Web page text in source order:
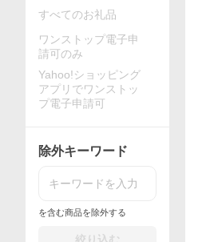
すべてのお礼品
ワンストップ電子申
請可のみ
Yahoo!ショッピング
アプリでワンストッ
プ電子申請可
除外キーワード
を含む商品を除外する